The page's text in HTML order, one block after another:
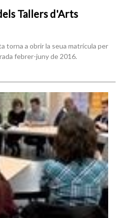
Tallers d'Arts
torna a obrir la seua matrícula per
febrer-juny de 2016.